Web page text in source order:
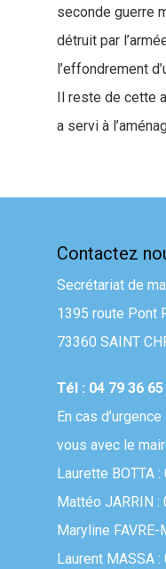
seconde guerre
détruit par
l’effondrement
Il reste de cette
a servi à
Contactez
Secrétariat de
1395 route Pont
73360 SAINT
Tél : 04 79 36
En cas
vous avec le
Laurette BOTTA
Mattéo JARRIN :
Maryline
Laurent MASSA